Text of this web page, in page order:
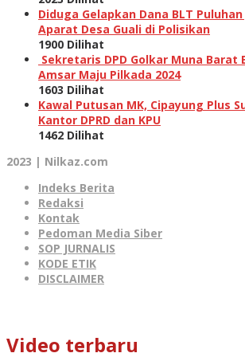
Diduga Gelapkan Dana BLT
Aparat Desa Guali di Polisikan
1900 Dilihat
Sekretaris DPD Golkar Muna Barat
Amsar Maju Pilkada 2024
1603 Dilihat
Kawal Putusan MK, Cipayung Plus
Kantor DPRD dan KPU
1462 Dilihat
2023 | Nilkaz.com
Indeks Berita
Redaksi
Kontak
Pedoman Media Siber
SOP JURNALIS
KODE ETIK
DISCLAIMER
Video terbaru